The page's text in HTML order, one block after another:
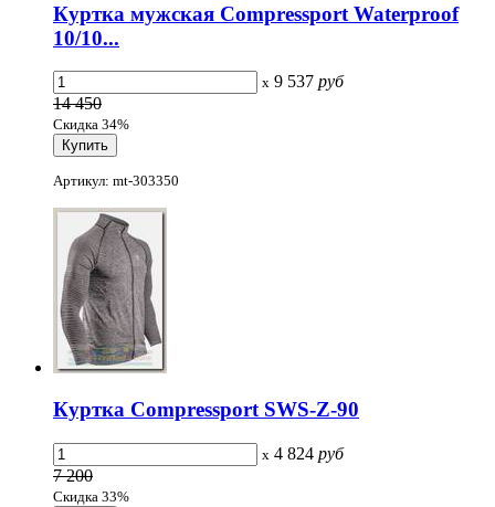
Куртка мужская Compressport Waterproof
10/10...
x 9 537 руб
14 450
Скидка 34%
Артикул: mt-303350
Куртка Compressport SWS-Z-90
x 4 824 руб
7 200
Скидка 33%